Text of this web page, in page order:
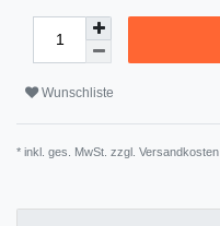
Wunschliste
* inkl. ges. MwSt. zzgl. Versandkosten